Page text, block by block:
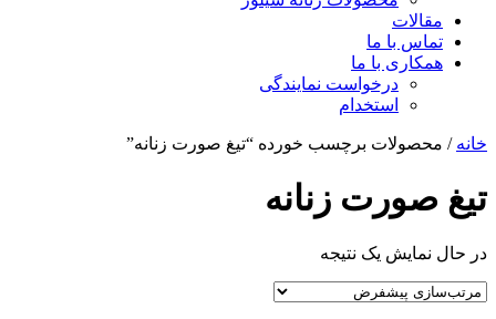
مقالات
تماس با ما
همکاری با ما
درخواست نمایندگی
استخدام
خانه / محصولات برچسب خورده “تیغ صورت زنانه”
تیغ صورت زنانه
در حال نمایش یک نتیجه